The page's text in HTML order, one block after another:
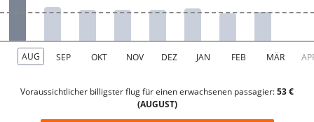
Voraussichtlicher billigster flug für einen erwachsenen passagier:53 €
(AUGUST)